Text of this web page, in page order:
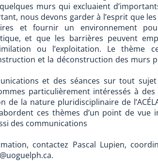
murs qui excluaient
nous devons garder à l’esprit que
et fournir un environnement
et que les barrières peuvent
ou l’exploitation. Le
et la déconstruction des murs
et des séances sur tout
particulièrement intéressés à
de la nature pluridisciplinaire de
ces thèmes d’un point de vue
des communications
contactez Pascal Lupien,